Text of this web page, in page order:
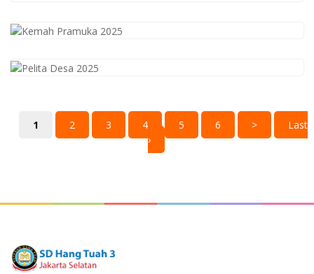
1 2 3 4 5 6 >
Last
›